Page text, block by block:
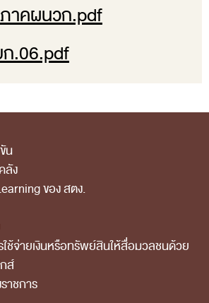
การ
คัญ
นการเงิน
งของ สตง.
คา/ราคากลาง/ขายพัสดุเสื่อม
าง
าคผนวก.pdf
.06.pdf
น
ลัง
ของ สตง.
ใช้จ่ายเงินหรือทรัพย์สินให้สื่อมวลชนด้วย
ส์
าชการ